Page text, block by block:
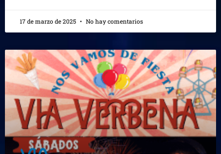
17 de marzo de 2025 No hay comentarios